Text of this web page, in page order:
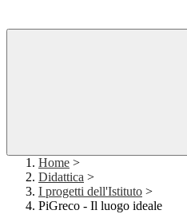
Home >
Didattica >
I progetti dell'Istituto >
PiGreco - Il luogo ideale